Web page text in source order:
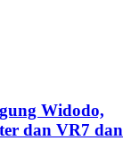
Widodo,
dan VR7 dan